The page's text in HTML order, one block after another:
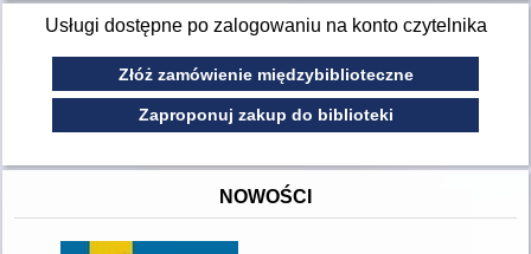
Usługi dostępne po zalogowaniu na konto czytelnika
Złóż zamówienie międzybiblioteczne
Zaproponuj zakup do biblioteki
NOWOŚCI